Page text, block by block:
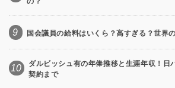
9 国会議員の給料はいくら？高すぎる？世界
10
ダルビッシュ有の年俸推移と生涯年収！日
契約まで